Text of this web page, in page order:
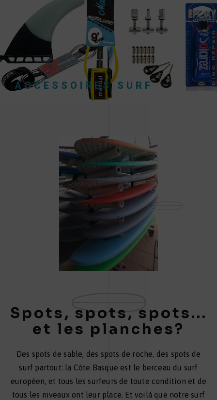
ACCESSOIRES SURF
VOIR PLUS
Spots, spots, spots...
et les planches?
Des spots de sable, des spots de roche, des spots de
surf partout: la Côte Basque est le berceau du surf
européen, et tous les surfeurs de toute condition et de
tous les niveaux ont leur place. Et voilà que notre surf